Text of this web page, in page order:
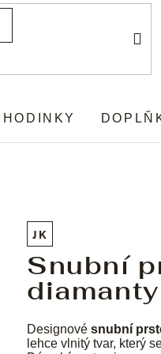
HODINKY
JK
Snubní
diamanty
Designové snubní
lehce vlnitý tvar, který